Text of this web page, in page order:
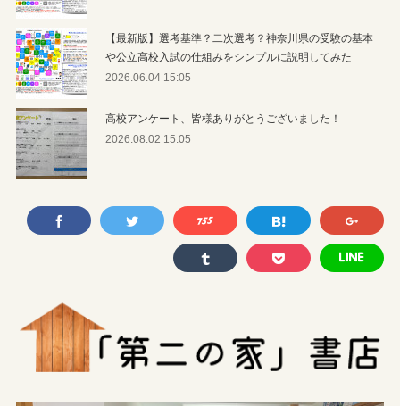
【最新版】選考基準？二次選考？神奈川県の受験の基本
や公立高校入試の仕組みをシンプルに説明してみた
2026.06.04 15:05
高校アンケート、皆様ありがとうございました！
2026.08.02 15:05